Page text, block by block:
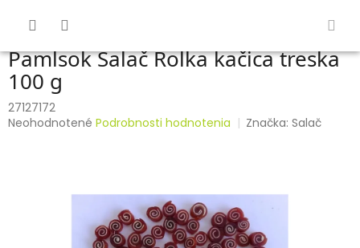
Pamlsok Salač Rolka kačica treska
100 g
27127172
Priemerné
Neohodnotené Podrobnosti hodnotenia Značka:Salač